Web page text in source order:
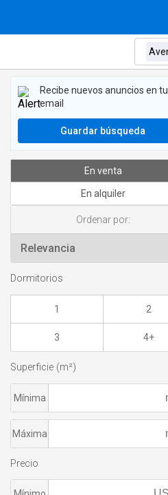
Recibe nuevos anuncios en tu
email
Guardar búsqueda
En venta
En alquiler
Ordenar por:
Dormitorios
1 2
3 4+
Superficie (m²)
Mínima
Máxima
Precio